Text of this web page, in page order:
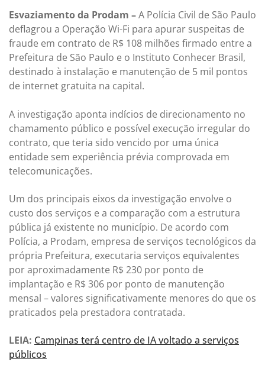
Esvaziamento da Prodam –A Polícia Civil de São Paulo
deflagrou a Operação Wi-Fi para apurar suspeitas de
fraude em contrato de R$ 108 milhões firmado entre a
Prefeitura de São Paulo e o Instituto Conhecer Brasil,
destinado à instalação e manutenção de 5 mil pontos
de internet gratuita na capital.
A investigação aponta indícios de direcionamento no
chamamento público e possível execução irregular do
contrato, que teria sido vencido por uma única
entidade sem experiência prévia comprovada em
telecomunicações.
Um dos principais eixos da investigação envolve o
custo dos serviços e a comparação com a estrutura
pública já existente no município. De acordo com
Polícia, a Prodam, empresa de serviços tecnológicos da
própria Prefeitura, executaria serviços equivalentes
por aproximadamente R$ 230 por ponto de
implantação e R$ 306 por ponto de manutenção
mensal – valores significativamente menores do que os
praticados pela prestadora contratada.
LEIA: Campinas terá centro de IA voltado a serviços
públicos